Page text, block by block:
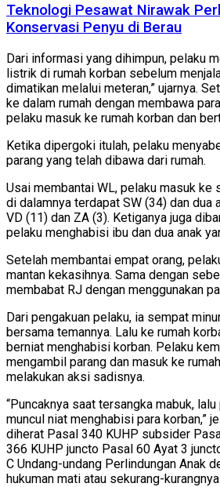
Teknologi Pesawat Nirawak
Konservasi Penyu di Berau
Dari informasi yang dihimpun, pelaku
listrik di rumah korban sebelum
dimatikan melalui meteran,” ujarnya.
ke dalam rumah dengan membawa
pelaku masuk ke rumah korban dan
Ketika dipergoki itulah, pelaku
parang yang telah dibawa dari rumah.
Usai membantai WL, pelaku masuk ke
di dalamnya terdapat SW (34) dan dua
VD (11) dan ZA (3). Ketiganya juga
pelaku menghabisi ibu dan dua anak
Setelah membantai empat orang,
mantan kekasihnya. Sama dengan
membabat RJ dengan menggunakan
Dari pengakuan pelaku, ia sempat
bersama temannya. Lalu ke rumah
berniat menghabisi korban. Pelaku
mengambil parang dan masuk ke
melakukan aksi sadisnya.
“Puncaknya saat tersangka mabuk,
muncul niat menghabisi para korban,”
diherat Pasal 340 KUHP subsider
366 KUHP juncto Pasal 60 Ayat 3
C Undang-undang Perlindungan Anak
hukuman mati atau sekurang-